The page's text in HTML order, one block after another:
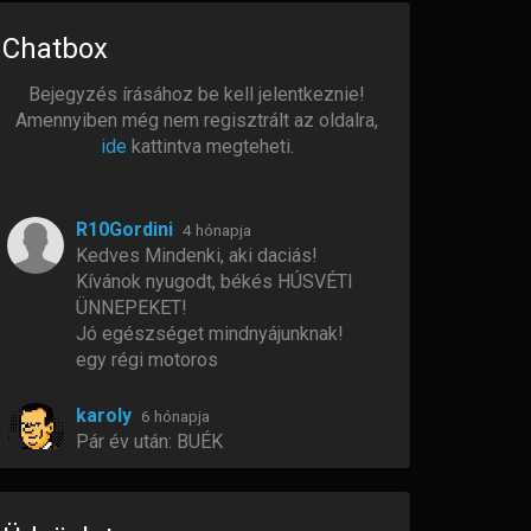
Chatbox
Bejegyzés írásához be kell jelentkeznie!
Amennyiben még nem regisztrált az oldalra,
ide kattintva megteheti.
R10Gordini 4 hónapja
Kedves Mindenki, aki daciás!
Kívánok nyugodt, békés HÚSVÉTI
ÜNNEPEKET!
Jó egészséget mindnyájunknak!
egy régi motoros
karoly 6 hónapja
Pár év után: BUÉK
Zolkabacsi 6 hónapja
BÚÉK Fiúk